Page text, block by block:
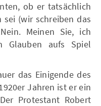
ob er tatsächlich
sei (wir schreiben das
Meinen Sie, ich
Glauben aufs Spiel
das Einigende des
Jahren ist er ein
Protestant Robert